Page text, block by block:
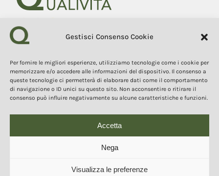
Gestisci Consenso Cookie
Per fornire le migliori esperienze, utilizziamo tecnologie come i cookie per
memorizzare e/o accedere alle informazioni del dispositivo. Il consenso a
queste tecnologie ci permetterà di elaborare dati come il comportamento
di navigazione o ID unici su questo sito. Non acconsentire o ritirare il
consenso può influire negativamente su alcune caratteristiche e funzioni.
Accetta
Nega
Visualizza le preferenze
Fondazione Qualivita
53100 Siena (Si) Italy
Tel. +39 0577 1503049
COPYRIGHT 2025
I contenuti, i testi e le immagini di questo sito web sono di
qualsiasi forma, dei contenuti e delle immagini senza espressa
© 2025 Copyright - Fondazione Qualivita :: Credits:IDEM ADV Grafica web